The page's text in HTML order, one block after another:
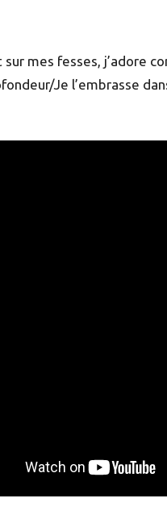
sur mes fesses, j’adore
Je l’embrasse